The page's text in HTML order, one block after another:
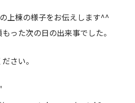
上棟の様子をお伝えします^^
った次の日の出来事でした。
さい。